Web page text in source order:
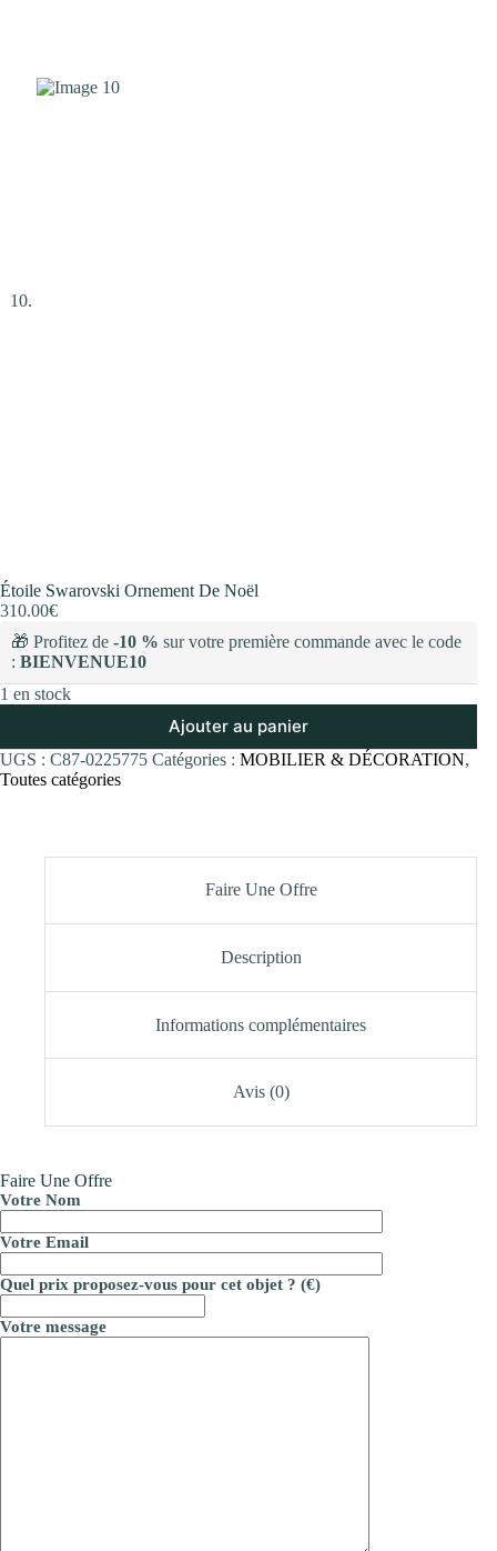
Étoile Swarovski Ornement De Noël
310.00€
🎁 Profitez de -10 % sur votre première commande avec le code
: BIENVENUE10
1 en stock
Ajouter au panier
UGS : C87-0225775 Catégories : MOBILIER & DÉCORATION,
Toutes catégories
Faire Une Offre
Description
Informations complémentaires
Avis (0)
Faire Une Offre
Votre Nom
Votre Email
Quel prix proposez-vous pour cet objet ? (€)
Votre message